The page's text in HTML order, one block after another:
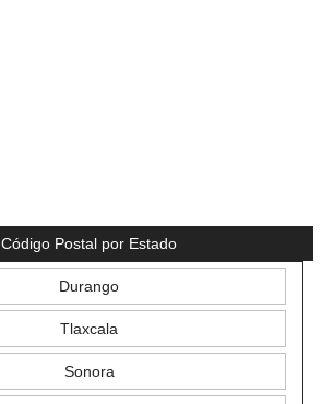
Código Postal por Estado
Durango
Tlaxcala
Sonora